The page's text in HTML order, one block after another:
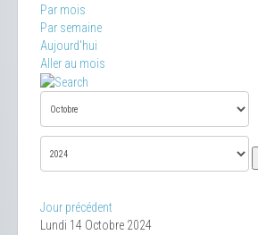
Par mois
Par semaine
Aujourd'hui
Aller au mois
Jour précédent
Lundi 14 Octobre 2024